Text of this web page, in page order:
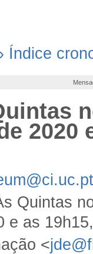
› Índice
2020
Quintas
e as
<